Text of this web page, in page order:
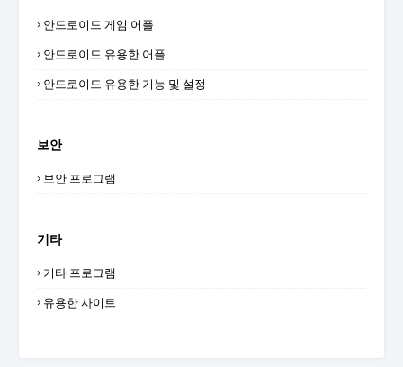
안드로이드 게임 어플
안드로이드 유용한 어플
안드로이드 유용한 기능 및 설정
보안
보안 프로그램
기타
기타 프로그램
유용한 사이트